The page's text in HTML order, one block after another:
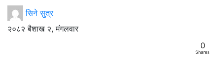
सिने सुत्र
२०८२ बैशाख २, मंगलवार
0
Shares